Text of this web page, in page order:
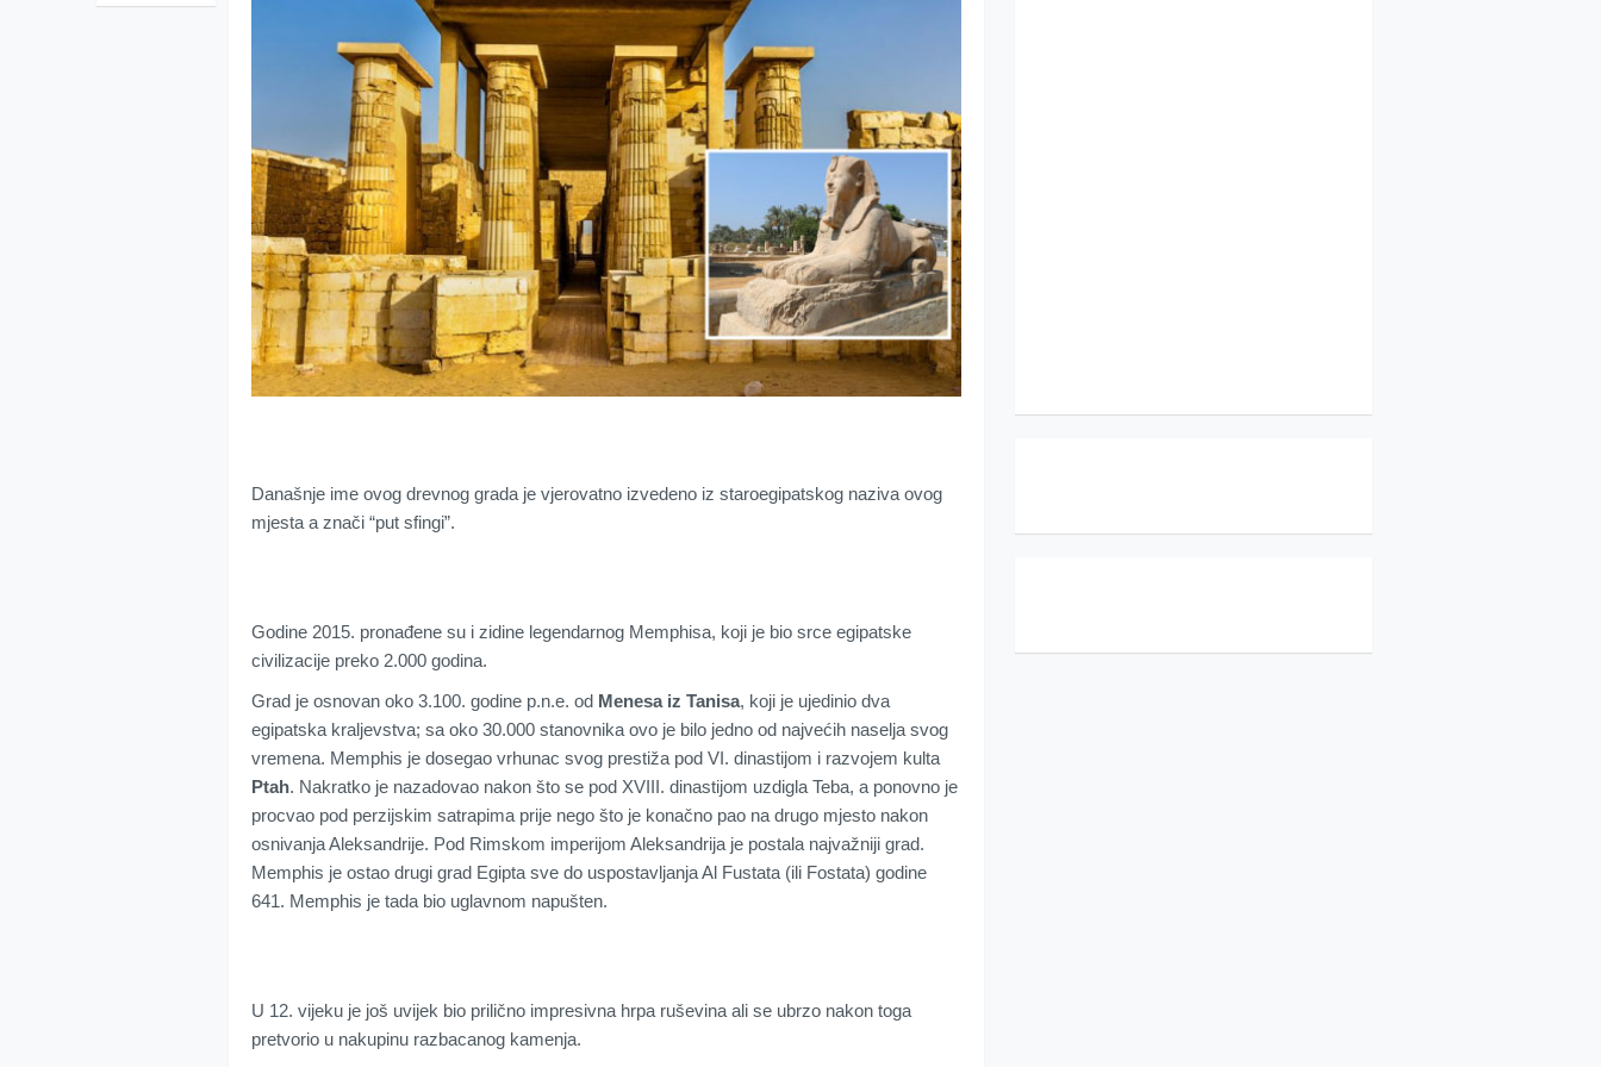
Današnje ime ovog drevnog grada je vjerovatno izvedeno iz staroegipatskog naziva ovog
mjesta a znači “put sfingi”.
Godine 2015. pronađene su i zidine legendarnog Memphisa, koji je bio srce egipatske
civilizacije preko 2.000 godina.
Grad je osnovan oko 3.100. godine p.n.e. od Menesa iz Tanisa, koji je ujedinio dva
egipatska kraljevstva; sa oko 30.000 stanovnika ovo je bilo jedno od najvećih naselja svog
vremena. Memphis je dosegao vrhunac svog prestiža pod VI. dinastijom i razvojem kulta
Ptah. Nakratko je nazadovao nakon što se pod XVIII. dinastijom uzdigla Teba, a ponovno je
procvao pod perzijskim satrapima prije nego što je konačno pao na drugo mjesto nakon
osnivanja Aleksandrije. Pod Rimskom imperijom Aleksandrija je postala najvažniji grad.
Memphis je ostao drugi grad Egipta sve do uspostavljanja Al Fustata (ili Fostata) godine
641. Memphis je tada bio uglavnom napušten.
U 12. vijeku je još uvijek bio prilično impresivna hrpa ruševina ali se ubrzo nakon toga
pretvorio u nakupinu razbacanog kamenja.